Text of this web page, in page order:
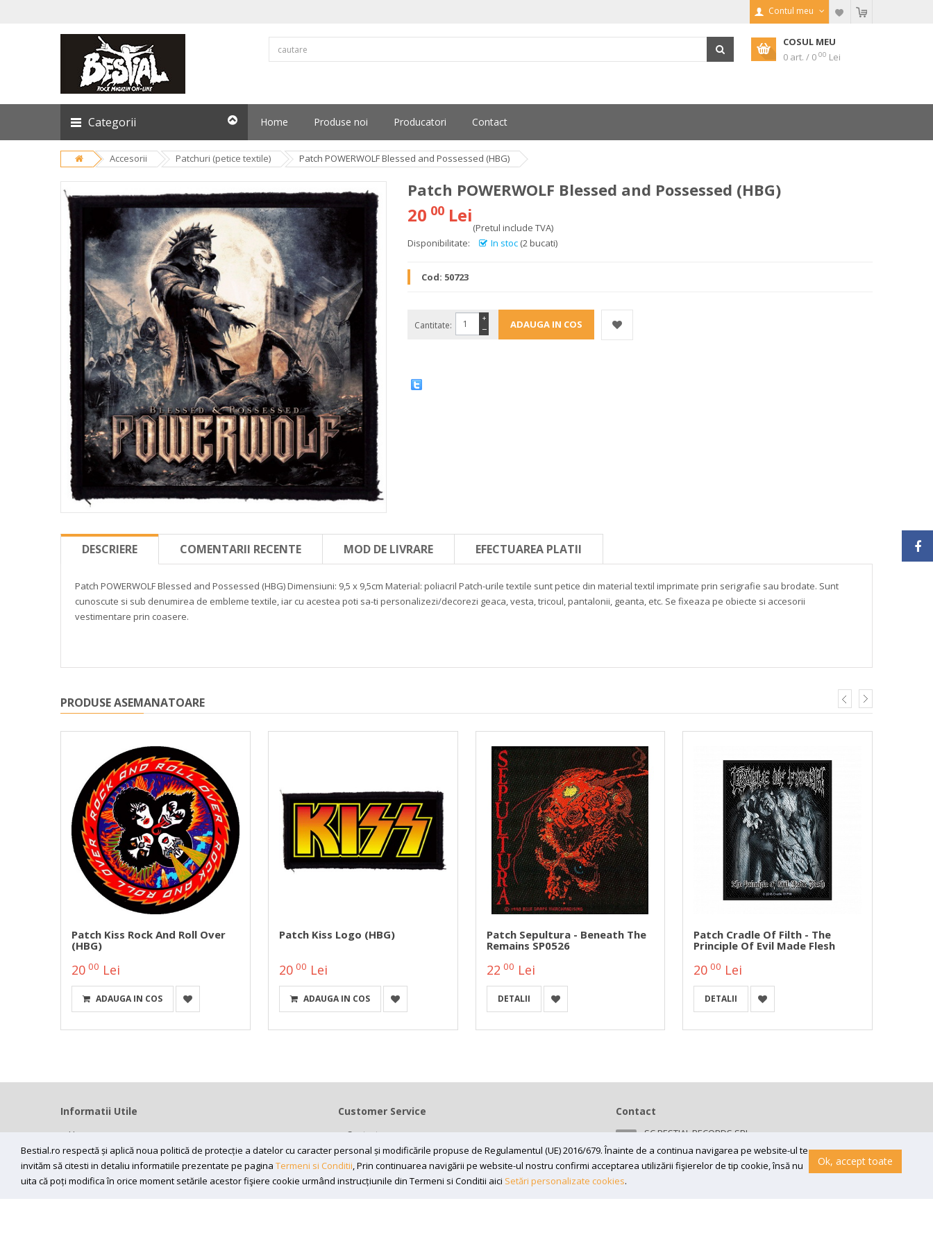
Contul meu
COSUL MEU
0 art. / 0 00 Lei
Categorii Home Produse noi Producatori Contact
Accesorii Patchuri (petice textile) Patch POWERWOLF Blessed and Possessed (HBG)
Patch POWERWOLF Blessed and Possessed (HBG)
20 00 Lei
(Pretul include TVA)
Disponibilitate:
In stoc (2 bucati)
Cod: 50723
Cantitate: −
+
DESCRIERE COMENTARII RECENTE MOD DE LIVRARE EFECTUAREA PLATII
Patch POWERWOLF Blessed and Possessed (HBG)Dimensiuni: 9,5 x 9,5cm Material: poliacril Patch-urile textile sunt petice din material textil imprimate prin serigrafie sau brodate. Sunt
cunoscute si sub denumirea de embleme textile, iar cu acestea poti sa-ti personalizezi/decorezi geaca, vesta, tricoul, pantalonii, geanta, etc. Se fixeaza pe obiecte si accesorii
vestimentare prin coasere.
PRODUSE ASEMANATOARE
Patch Kiss Rock And Roll Over
(HBG)
20 00 Lei
ADAUGA IN COS
Patch Kiss Logo (HBG)
2000 Lei
ADAUGA IN COS
Patch Sepultura - Beneath The
Remains SP0526
22 00 Lei
DETALII
Patch Cradle Of Filth - The
Principle Of Evil Made Flesh
20 00 Lei
DETALII
Bestial.ro respectă și aplică noua politică de protecție a datelor cu caracter personal și modificările propuse de Regulamentul (UE) 2016/679. Înainte de a continua navigarea pe website-ul te
invităm să citesti in detaliu informatiile prezentate pe pagina Termeni si Conditii, Prin continuarea navigării pe website-ul nostru confirmi acceptarea utilizării fişierelor de tip cookie, însă nu
uita că poți modifica în orice moment setările acestor fişiere cookie urmând instrucțiunile din Termeni si Conditii aici Setări personalizate cookies.
Ok, accept toate
Informatii Utile
Home
Modalitati livrare
Efectuarea platii
ANPC
Customer Service
Contact
Termeni si conditii
Contul meu
Contact
SC BESTIAL RECORDS SRL
Bv 16 Decembrie 1989 nr 43, in curte la Neuromed,
300218, Timisoara